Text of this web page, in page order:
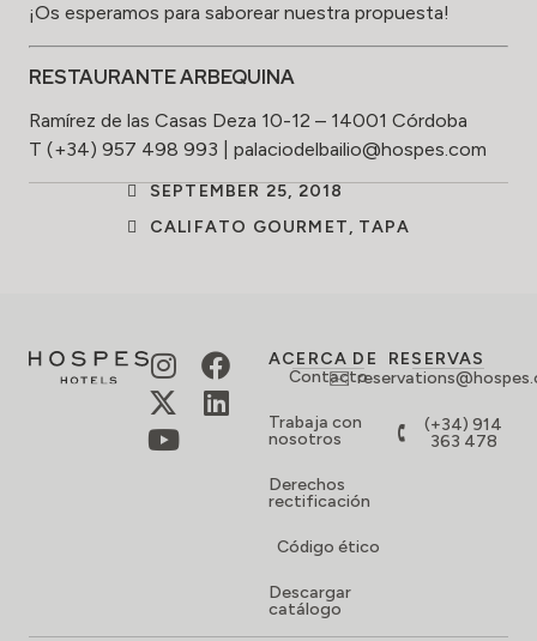
¡Os esperamos para saborear nuestra propuesta!
RESTAURANTE ARBEQUINA
Ramírez de las Casas Deza 10-12 – 14001 Córdoba
T (+34) 957 498 993 | palaciodelbailio@hospes.com
SEPTEMBER 25, 2018
CALIFATO GOURMET, TAPA
ACERCA DE
Contacto
Trabaja con
nosotros
Derechos
rectificación
Código ético
Descargar
catálogo
RESERVAS
(+34) 914
363 478